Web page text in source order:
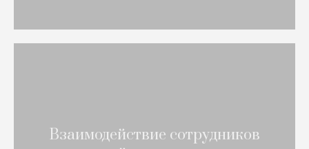
Взаимодействие сотрудников